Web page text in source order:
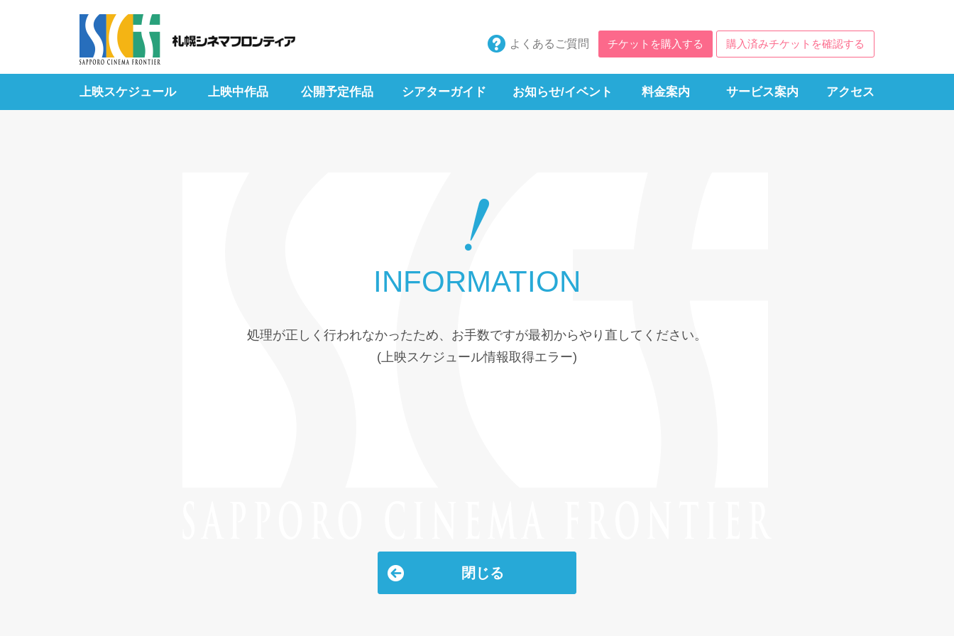
よくあるご質問 チケットを購入する 購入済みチケットを確認する
上映スケジュール 上映中作品 公開予定作品 シアターガイド お知らせ/イベント 料金案内 サービス案内 アクセス
INFORMATION
処理が正しく行われなかったため、お手数ですが最初からやり直してください。
(上映スケジュール情報取得エラー)
閉じる